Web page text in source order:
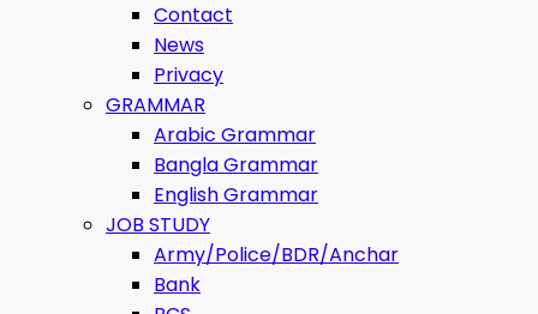
Contact
News
Privacy
GRAMMAR
Arabic Grammar
Bangla Grammar
English Grammar
JOB STUDY
Army/Police/BDR/Anchar
Bank